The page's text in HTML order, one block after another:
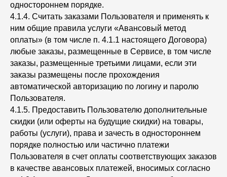
одностороннем порядке.
4.1.4. Считать заказами Пользователя и применять к
ним общие правила услуги «Авансовый метод
оплаты» (в том числе п. 4.1.1 настоящего Договора)
любые заказы, размещенные в Сервисе, в том числе
заказы, размещенные третьими лицами, если эти
заказы размещены после прохождения
автоматической авторизацию по логину и паролю
Пользователя.
4.1.5. Предоставить Пользователю дополнительные
скидки (или оферты на будущие скидки) на товары,
работы (услуги), права и зачесть в одностороннем
порядке полностью или частично платежи
Пользователя в счет оплаты соответствующих заказов
в качестве авансовых платежей, вносимых согласно